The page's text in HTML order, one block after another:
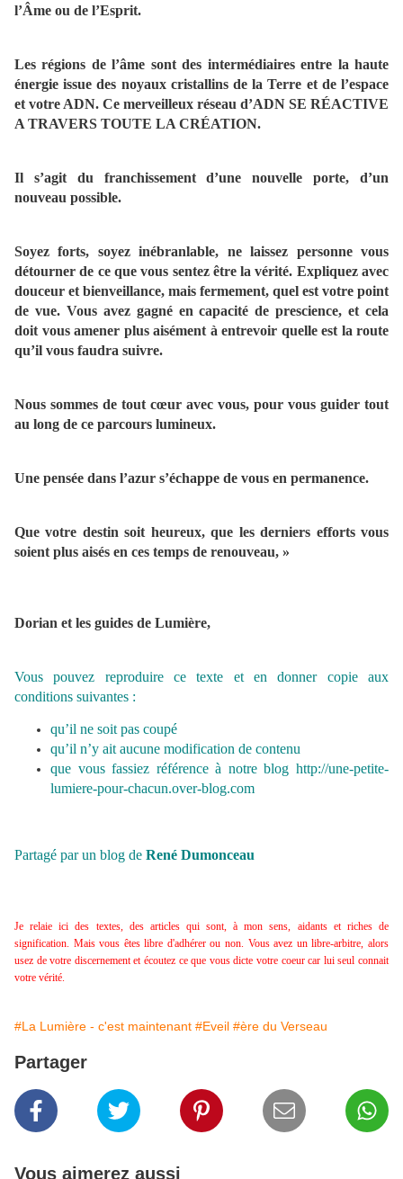
l’Âme ou de l’Esprit.
Les régions de l’âme sont des intermédiaires entre la haute
énergie issue des noyaux cristallins de la Terre et de l’espace
et votre ADN. Ce merveilleux réseau d’ADN SE RÉACTIVE
A TRAVERS TOUTE LA CRÉATION.
Il s’agit du franchissement d’une nouvelle porte, d’un
nouveau possible.
Soyez forts, soyez inébranlable, ne laissez personne vous
détourner de ce que vous sentez être la vérité. Expliquez avec
douceur et bienveillance, mais fermement, quel est votre point
de vue. Vous avez gagné en capacité de prescience, et cela
doit vous amener plus aisément à entrevoir quelle est la route
qu’il vous faudra suivre.
Nous sommes de tout cœur avec vous, pour vous guider tout
au long de ce parcours lumineux.
Une pensée dans l’azur s’échappe de vous en permanence.
Que votre destin soit heureux, que les derniers efforts vous
soient plus aisés en ces temps de renouveau, »
Dorian et les guides de Lumière,
Vous pouvez reproduire ce texte et en donner copie aux
conditions suivantes :
qu’il ne soit pas coupé
qu’il n’y ait aucune modification de contenu
que vous fassiez référence à notre blog http://une-petite-
lumiere-pour-chacun.over-blog.com
Partagé par un blog de René Dumonceau
Je relaie ici des textes, des articles qui sont, à mon sens, aidants et riches de
signification. Mais vous êtes libre d'adhérer ou non. Vous avez un libre-arbitre, alors
usez de votre discernement et écoutez ce que vous dicte votre coeur car lui seul connait
votre vérité.
#La Lumière - c'est maintenant #Eveil #ère du Verseau
Partager
Vous aimerez aussi